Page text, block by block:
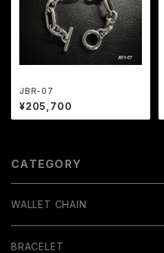
JBR-07
¥205,700
CATEGORY
WALLET CHAIN
BRACELET